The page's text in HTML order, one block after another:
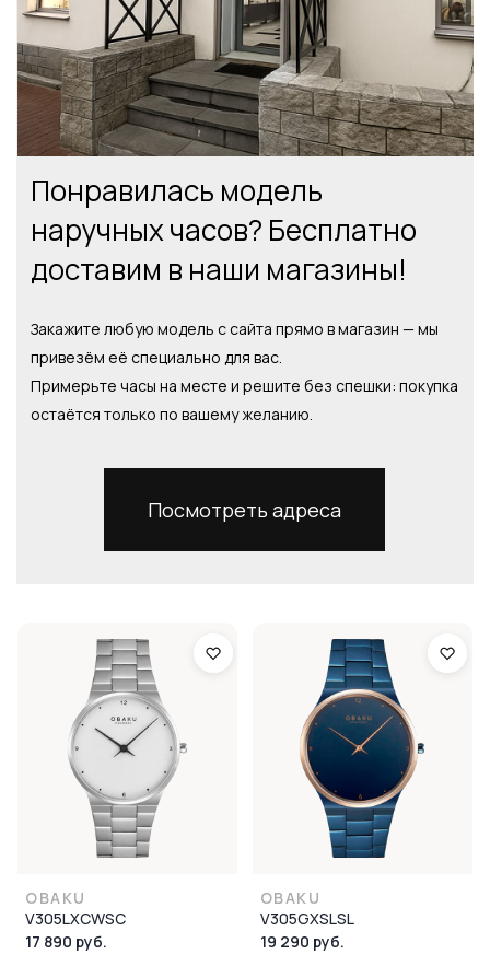
Понравилась модель
наручных часов? Бесплатно
доставим в наши магазины!
Закажите любую модель с сайта прямо в магазин — мы
привезём её специально для вас.
Примерьте часы на месте и решите без спешки: покупка
остаётся только по вашему желанию.
Посмотреть адреса
OBAKU
V305LXCWSC
17 890 руб.
OBAKU
V305GXSLSL
19 290 руб.